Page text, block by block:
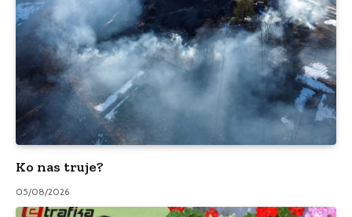
Ko nas truje?
05/08/2026